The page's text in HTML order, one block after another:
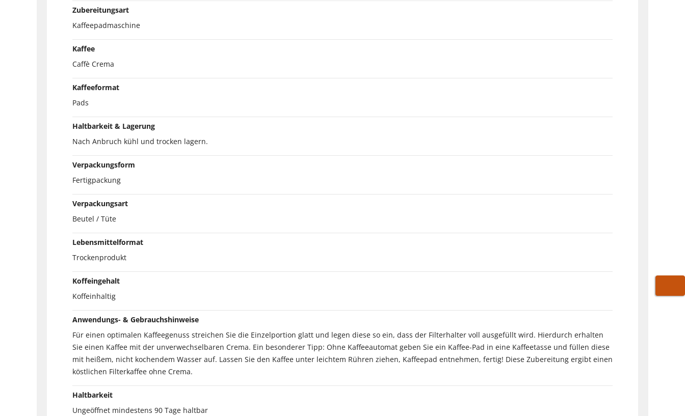
Zubereitungsart
Kaffeepadmaschine
Kaffee
Caffè Crema
Kaffeeformat
Pads
Haltbarkeit & Lagerung
Nach Anbruch kühl und trocken lagern.
Verpackungsform
Fertigpackung
Verpackungsart
Beutel / Tüte
Lebensmittelformat
Trockenprodukt
Koffeingehalt
Koffeinhaltig
Anwendungs- & Gebrauchshinweise
Für einen optimalen Kaffeegenuss streichen Sie die Einzelportion glatt und legen diese so ein, dass der Filterhalter voll ausgefüllt wird. Hierdurch erhalten
Sie einen Kaffee mit der unverwechselbaren Crema. Ein besonderer Tipp: Ohne Kaffeeautomat geben Sie ein Kaffee-Pad in eine Kaffeetasse und füllen diese
mit heißem, nicht kochendem Wasser auf. Lassen Sie den Kaffee unter leichtem Rühren ziehen, Kaffeepad entnehmen, fertig! Diese Zubereitung ergibt einen
köstlichen Filterkaffee ohne Crema.
Haltbarkeit
Ungeöffnet mindestens 90 Tage haltbar